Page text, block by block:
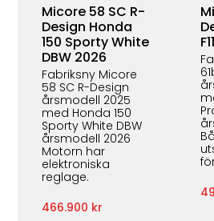
Micore 58 SC R-
Design Honda
150 Sporty White
DBW 2026
Fabriksny Micore
58 SC R-Design
årsmodell 2025
med Honda 150
Sporty White DBW
årsmodell 2026
Motorn har
elektroniska
reglage.
466.900 kr